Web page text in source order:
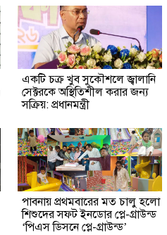
একটি চক্র খুব সুকৌশলে জ্বালানি
সেক্টরকে অস্থিতিশীল করার জন্য
সক্রিয়: প্রধানমন্ত্রী
পাবনায় প্রথমবারের মত চালু হলো
শিশুদের সফট ইনডোর প্লে-গ্রাউন্ড
‘পিএস ডিসনে প্লে-গ্রাউন্ড’